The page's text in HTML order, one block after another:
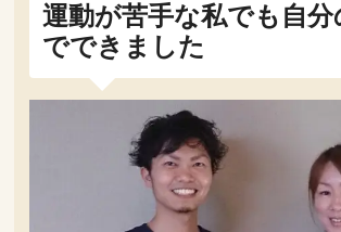
運動が苦手な私でも自分
でできました